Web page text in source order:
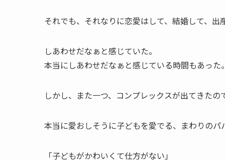
それでも、それなりに恋愛はして、結婚して、出
しあわせだなぁと感じていた。
本当にしあわせだなぁと感じている時間もあった。
しかし、また一つ、コンプレックスが出てきたの
本当に愛おしそうに子どもを愛でる、まわりのパ
「子どもがかわいくて仕方がない」